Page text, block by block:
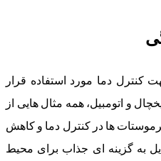
دما مورد استفاده قرار
و اتومبیل، همه مثال هایی از
ها در کنترل دما و کاهش
به گزینه ای جذاب برای محیط